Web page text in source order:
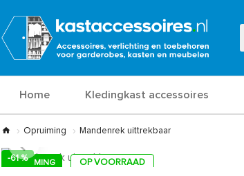
Home Kledingkast accessoires
Opruiming Mandenrek uittrekbaar
OP VOORRAAD
OPRUIMING
-61 %